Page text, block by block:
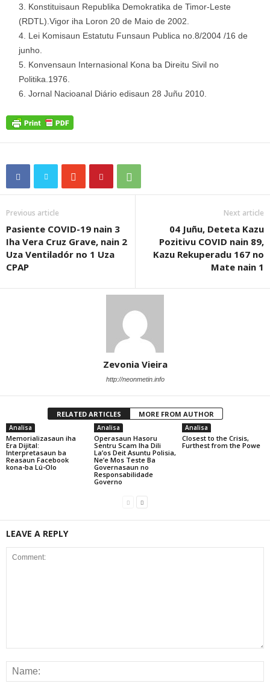
Konstituisaun Republika Demokratika de Timor-Leste
(RDTL).Vigor iha Loron 20 de Maio de 2002.
Lei Komisaun Estatutu Funsaun Publica no.8/2004 /16 de
junho.
Konvensaun Internasional Kona ba Direitu Sivil no
Politika.1976.
Jornal Nacioanal Diário edisaun 28 Juñu 2010.
Previous article
Pasiente COVID-19 nain 3
Iha Vera Cruz Grave, nain 2
Uza Ventiladór no 1 Uza
CPAP
Next article
04 Juñu, Deteta Kazu
Pozitivu COVID nain 89,
Kazu Rekuperadu 167 no
Mate nain 1
Zevonia Vieira
http://neonmetin.info
RELATED ARTICLES MORE FROM AUTHOR
Analisa
Memorializasaun iha
Era Dijital:
Interpretasaun ba
Reasaun Facebook
kona-ba Lú-Olo
Analisa
Operasaun Hasoru
Sentru Scam Iha Dili
La’os Deit Asuntu Polisia,
Ne’e Mos Teste Ba
Governasaun no
Responsabilidade
Governo
Analisa
Closest to the Crisis,
Furthest from the Powe
LEAVE A REPLY